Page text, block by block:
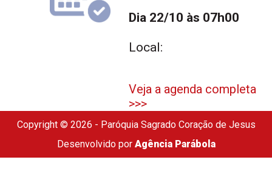
Dia 22/10 às 07h00
Local:
Veja a agenda completa
>>>
Copyright © 2026 - Paróquia Sagrado Coração de Jesus
Desenvolvido por Agência Parábola